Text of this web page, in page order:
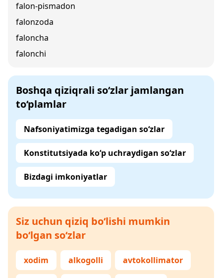
falon-pismadon
falonzoda
faloncha
falonchi
Boshqa qiziqrali so‘zlar jamlangan
to‘plamlar
Nafsoniyatimizga tegadigan so‘zlar
Konstitutsiyada ko‘p uchraydigan so‘zlar
Bizdagi imkoniyatlar
Siz uchun qiziq bo‘lishi mumkin
bo‘lgan so‘zlar
xodim alkogolli avtokollimator